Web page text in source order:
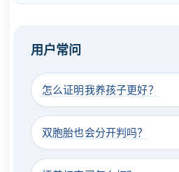
用户常问
怎么证明我养孩子更好？
双胞胎也会分开判吗？